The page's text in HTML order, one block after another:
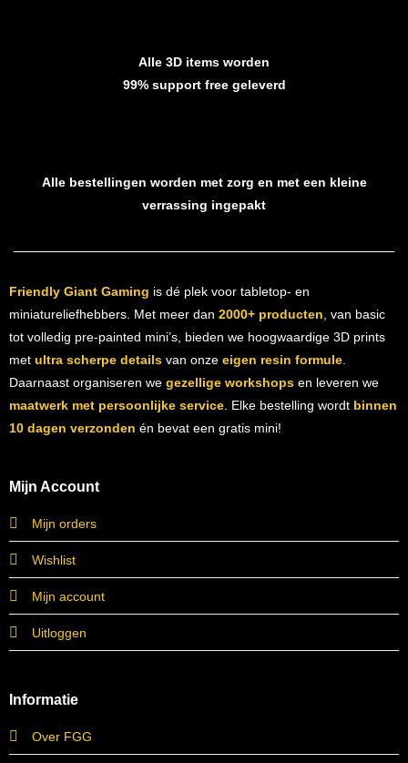
Alle 3D items worden
99% support free geleverd
Alle bestellingen worden met zorg en met een kleine
verrassing ingepakt
Friendly Giant Gaming is dé plek voor tabletop- en
miniatureliefhebbers. Met meer dan 2000+ producten , van basic
tot volledig pre-painted mini’s, bieden we hoogwaardige 3D prints
met ultra scherpe detailsvan onze eigen resin formule.
Daarnaast organiseren we gezellige workshopsen leveren we
maatwerk met persoonlijke service. Elke bestelling wordt binnen
10 dagen verzonden én bevat een gratis mini!
Mijn Account
Mijn orders
Wishlist
Mijn account
Uitloggen
Informatie
Over FGG